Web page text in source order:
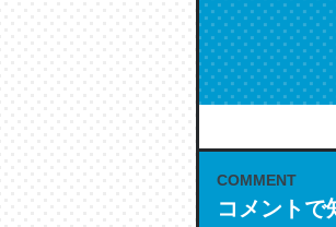
COMMENT
コメントで
これは名文